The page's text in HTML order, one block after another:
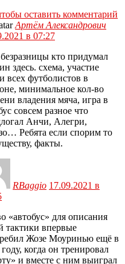
оставить комментарий
Артём Александрович
в 07:27
кто придумал
здесь. схема, участие
всех футболистов в
минимальное кол-во
владения мяча, игра в
совсем разное что
Анчи, Алегри,
Ребята если спорим то
факты.
RBaggio 17.09.2021 в
«автобус» для описания
тактики впервые
Жозе Моуринью ещё в
когда он тренировал
и вместе с ним выиграл